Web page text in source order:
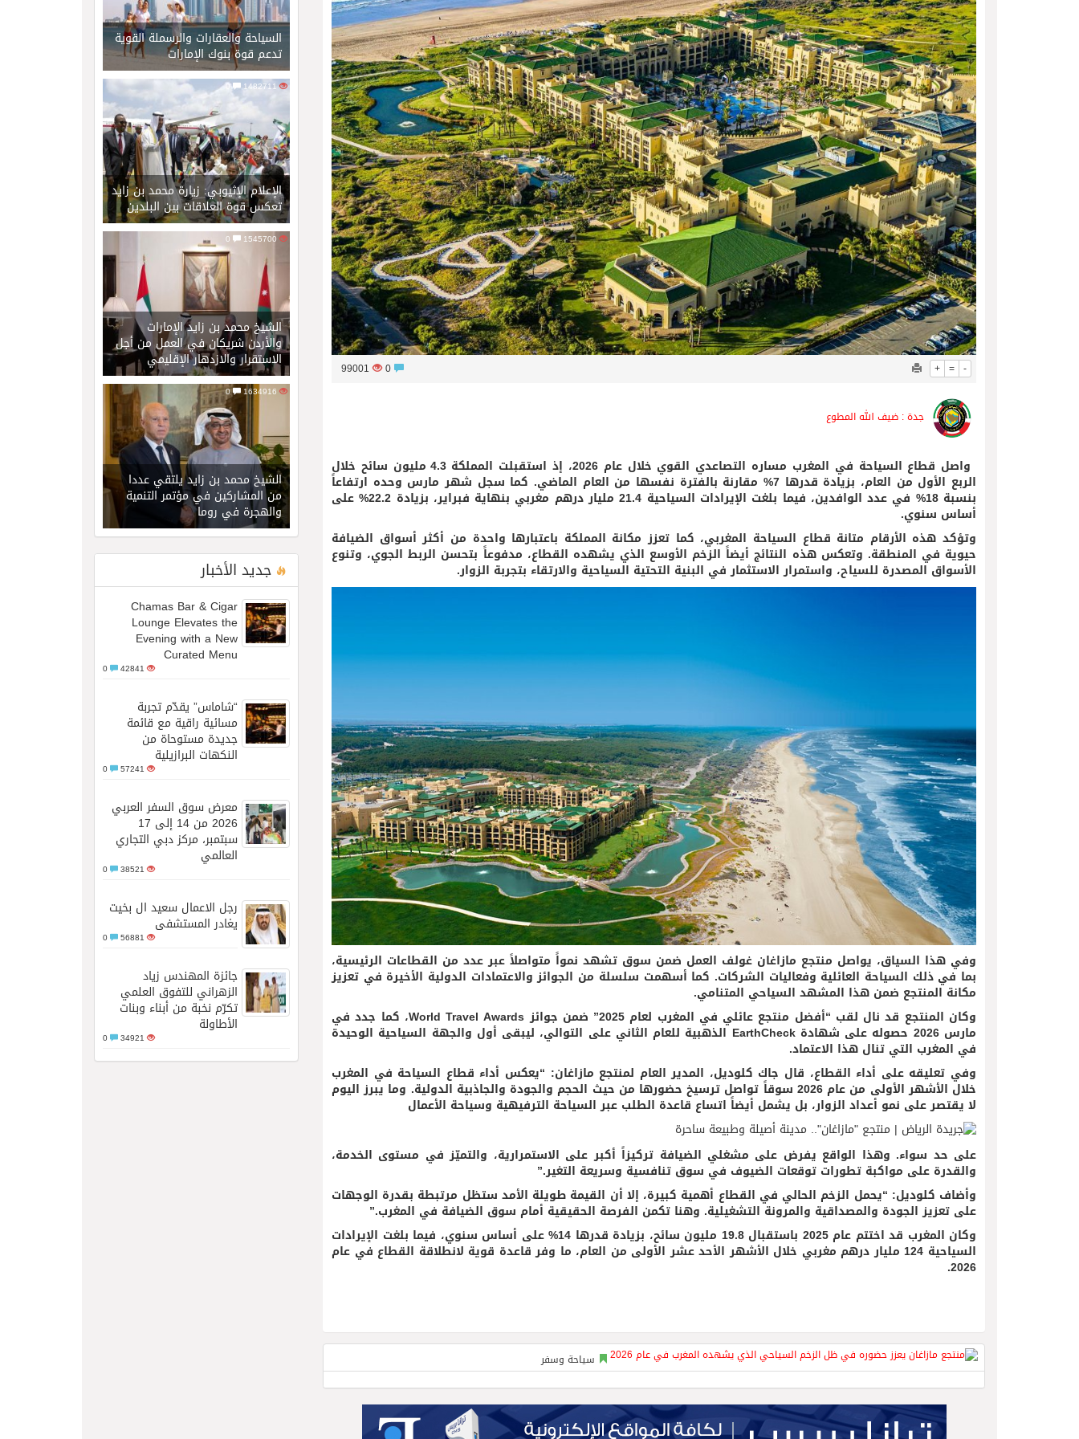
05/08/2026فريق جازو للسباقات يحرز المراكز الثلاثة الأولى في النسخة 75 من رالي فنلندا السياحة والعقارات والرسملة القوية
تدعم قوة بنوك الإمارات
1482711
0
الإعلام الإثيوبي: زيارة محمد بن زايد
تعكس قوة العلاقات بين البلدين
الشيخ محمد بن زايد الإمارات
والأردن شريكان في العمل من أجل
الاستقرار والازدهار الإقليمي
0
الشيخ محمد بن زايد يلتقي عددا
من المشاركين في مؤتمر التنمية
والهجرة في روما
جديد الأخبار
Chamas Bar & Cigar
Lounge Elevates the
Evening with a New
Curated Menu
42841
“شاماس” يقدّم تجربة
مسائية راقية مع قائمة
جديدة مستوحاة من
النكهات البرازيلية
57241
معرض سوق السفر العربي
2026 من 14 إلى 17
سبتمبر، مركز دبي التجاري
العالمي
38521
رجل الاعمال سعيد ال بخيت
يغادر المستشفى
56881
جائزة المهندس زياد
الزهراني للتفوق العلمي
تكرّم نخبة من أبناء وبنات
الأطاولة
34921
+ = -
99001
جدة : ضيف الله المطوع
واصل قطاع السياحة في المغرب مساره التصاعدي القوي خلال عام 2026، إذ استقبلت المملكة 4.3 مليون سائح خلال
الربع الأول من العام، بزيادة قدرها 7% مقارنة بالفترة نفسها من العام الماضي. كما سجل شهر مارس وحده ارتفاعاً
بنسبة 18% في عدد الوافدين، فيما بلغت الإيرادات السياحية 21.4 مليار درهم مغربي بنهاية فبراير، بزيادة 22.2% على
أساس سنوي.
وتؤكد هذه الأرقام متانة قطاع السياحة المغربي، كما تعزز مكانة المملكة باعتبارها واحدة من أكثر أسواق الضيافة
حيوية في المنطقة. وتعكس هذه النتائج أيضاً الزخم الأوسع الذي يشهده القطاع، مدفوعاً بتحسن الربط الجوي، وتنوع
الأسواق المصدرة للسياح، واستمرار الاستثمار في البنية التحتية السياحية والارتقاء بتجربة الزوار.
وفي هذا السياق، يواصل منتجع مازاغان غولف العمل ضمن سوق تشهد نمواً متواصلاً عبر عدد من القطاعات الرئيسية،
بما في ذلك السياحة العائلية وفعاليات الشركات. كما أسهمت سلسلة من الجوائز والاعتمادات الدولية الأخيرة في تعزيز
مكانة المنتجع ضمن هذا المشهد السياحي المتنامي.
وكان المنتجع قد نال لقب “أفضل منتجع عائلي في المغرب لعام 2025” ضمن جوائز World Travel Awards، كما جدد في
مارس 2026 حصوله على شهادة EarthCheck الذهبية للعام الثاني على التوالي، ليبقى أول والجهة السياحية الوحيدة
في المغرب التي تنال هذا الاعتماد.
وفي تعليقه على أداء القطاع، قال جاك كلوديل، المدير العام لمنتجع مازاغان: “يعكس أداء قطاع السياحة في المغرب
خلال الأشهر الأولى من عام 2026 سوقاً تواصل ترسيخ حضورها من حيث الحجم والجودة والجاذبية الدولية. وما يبرز اليوم
لا يقتصر على نمو أعداد الزوار، بل يشمل أيضاً اتساع قاعدة الطلب عبر السياحة الترفيهية وسياحة الأعمال
على حد سواء. وهذا الواقع يفرض على مشغلي الضيافة تركيزاً أكبر على الاستمرارية، والتميّز في مستوى الخدمة،
والقدرة على مواكبة تطورات توقعات الضيوف في سوق تنافسية وسريعة التغير.”
وأضاف كلوديل: “يحمل الزخم الحالي في القطاع أهمية كبيرة، إلا أن القيمة طويلة الأمد ستظل مرتبطة بقدرة الوجهات
على تعزيز الجودة والمصداقية والمرونة التشغيلية. وهنا تكمن الفرصة الحقيقية أمام سوق الضيافة في المغرب.”
وكان المغرب قد اختتم عام 2025 باستقبال 19.8 مليون سائح، بزيادة قدرها 14% على أساس سنوي، فيما بلغت الإيرادات
السياحية 124 مليار درهم مغربي خلال الأشهر الأحد عشر الأولى من العام، ما وفر قاعدة قوية لانطلاقة القطاع في عام
2026.
سياحة وسفر